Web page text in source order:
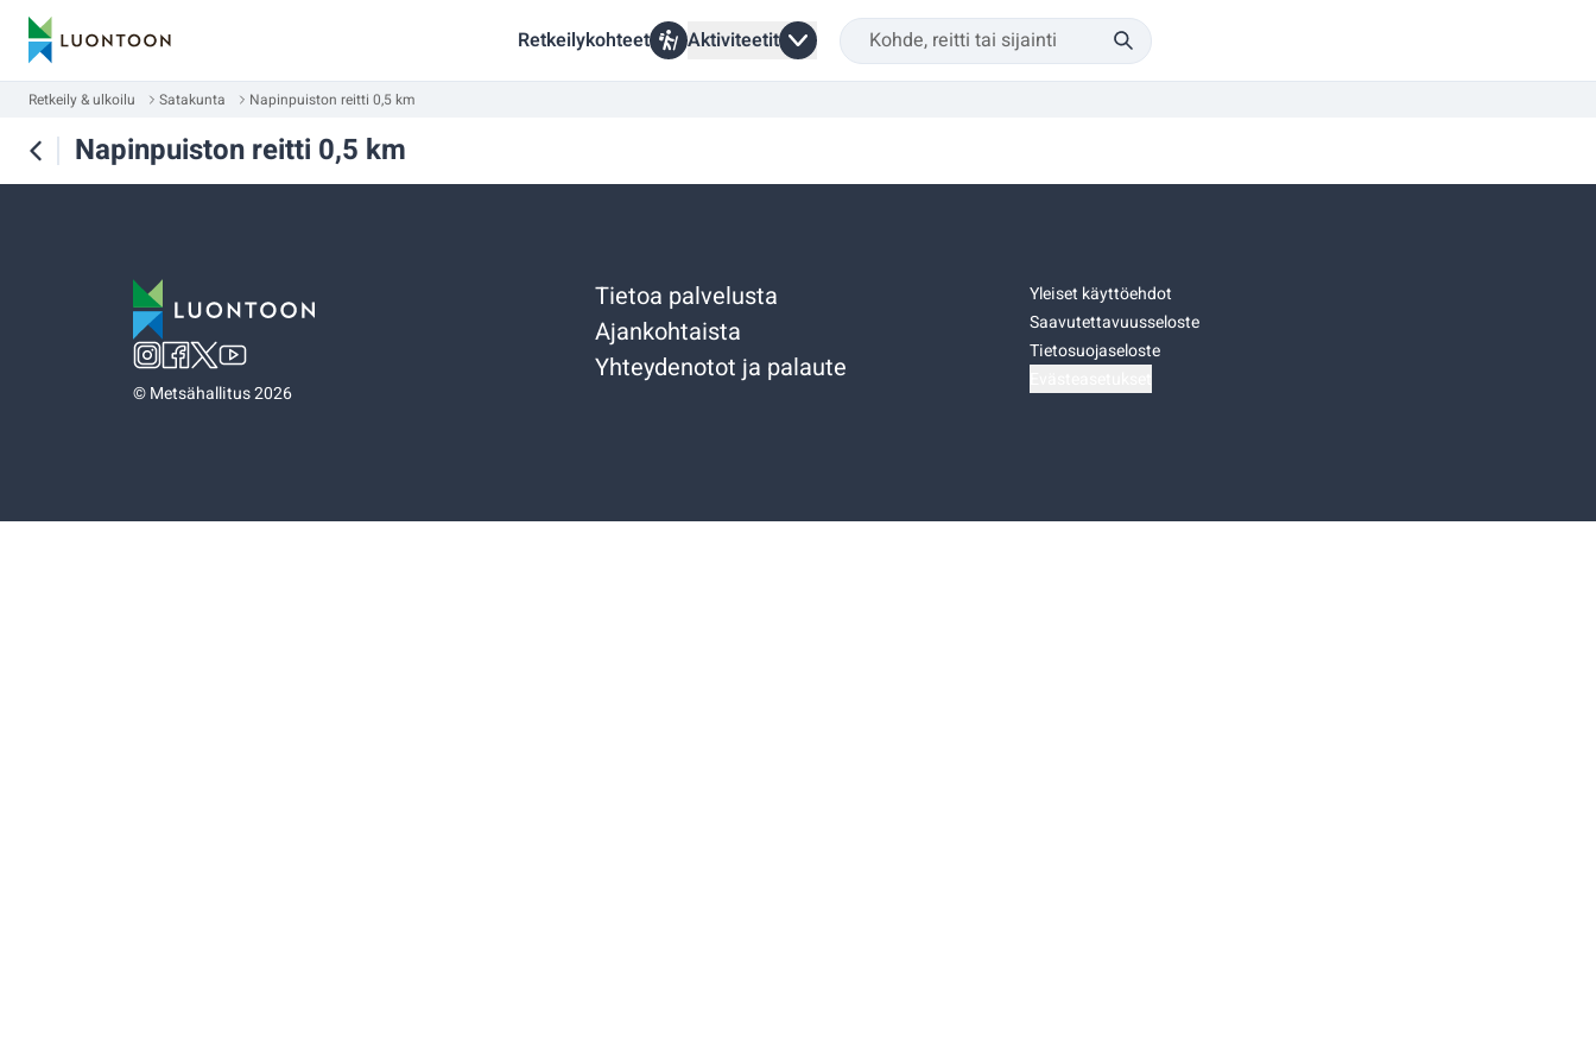
Retkeilykohteet Aktiviteetit
Retkeily & ulkoilu Satakunta Napinpuiston reitti 0,5 km
Napinpuiston reitti 0,5 km
©Metsähallitus 2026
Tietoa palvelusta
Ajankohtaista
Yhteydenotot ja palaute
Yleiset käyttöehdot
Saavutettavuusseloste
Tietosuojaseloste